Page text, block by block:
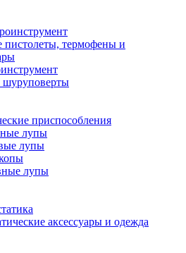
пистолеты, термофены и
шуруповерты
приспособления
лупы
лупы
лупы
аксессуары и одежда